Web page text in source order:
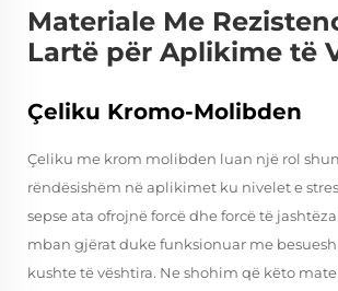
Materiale Me
Lartë për Aplikime të
Çeliku Kromo-Molibden
Çeliku me krom molibden luan një rol
rëndësishëm në aplikimet ku nivelet e
sepse ata ofrojnë forcë dhe forcë të
mban gjërat duke funksionuar me
kushte të vështira. Ne shohim që këto